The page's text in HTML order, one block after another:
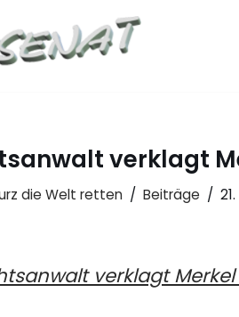
verklagt
die Welt retten Beiträge
verklagt